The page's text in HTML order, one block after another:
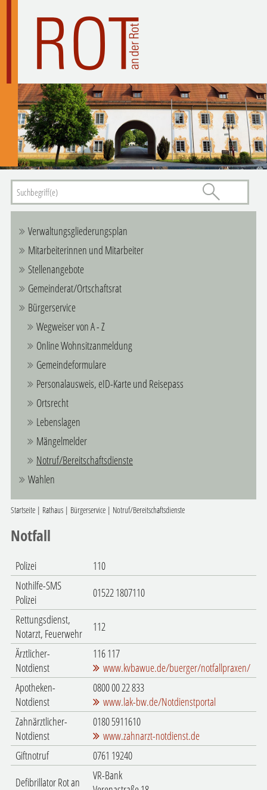
Verwaltungsgliederungsplan
Mitarbeiterinnen und Mitarbeiter
Stellenangebote
Gemeinderat/Ortschaftsrat
Bürgerservice
Wegweiser von A - Z
Online Wohnsitzanmeldung
Gemeindeformulare
Personalausweis, eID-Karte und Reisepass
Ortsrecht
Lebenslagen
Mängelmelder
Notruf/Bereitschaftsdienste
Wahlen
Startseite| Rathaus| Bürgerservice| Notruf/Bereitschaftsdienste
Notfall
Polizei
110
Nothilfe-SMS
Polizei
01522 1807110
Rettungsdienst,
Notarzt, Feuerwehr
112
Ärztlicher-
Notdienst
116 117
www.kvbawue.de/buerger/notfallpraxen/
Apotheken-
Notdienst
0800 00 22 833
www.lak-bw.de/Notdienstportal
Zahnärztlicher-
Notdienst
0180 5911610
www.zahnarzt-notdienst.de
Giftnotruf
0761 19240
Defibrillator Rot an
VR-Bank